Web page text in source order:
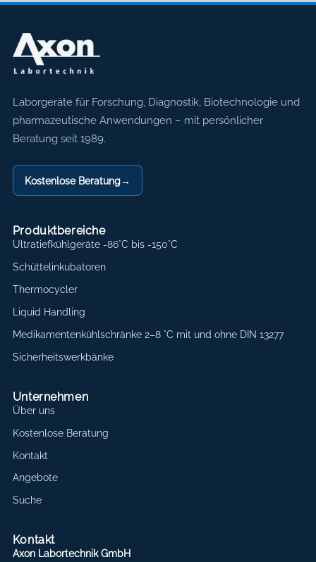
Axon Labortechnik
Laborgeräte für Forschung, Diagnostik, Biotechnologie und
pharmazeutische Anwendungen – mit persönlicher
Beratung seit 1989.
Kostenlose Beratung→
Produktbereiche
Ultratiefkühlgeräte -86°C bis -150°C
Schüttelinkubatoren
Thermocycler
Liquid Handling
Medikamentenkühlschränke 2–8 °C mit und ohne DIN 13277
Sicherheitswerkbänke
Unternehmen
Über uns
Kostenlose Beratung
Kontakt
Angebote
Suche
Kontakt
Axon Labortechnik GmbH